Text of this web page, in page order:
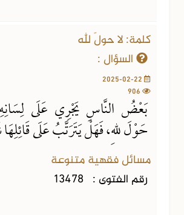
كلمة: لا حولَ لله
السؤال :
بَعْضُ النَّاسِ يَجْرِي عَلَى
حَوْلَ للهِ، فَهَلْ يَتَرَتَّبُ عَلَى
مسائل فقهية متنوعة
رقم الفتوى : 13478